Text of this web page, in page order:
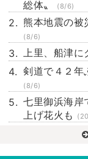
総体〟
(8/6)
熊本地震の
(8/6)
上里、船津
剣道で４２
(8/6)
七里御浜海
上げ花火も